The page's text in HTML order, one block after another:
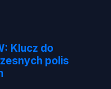
Klucz do
polis